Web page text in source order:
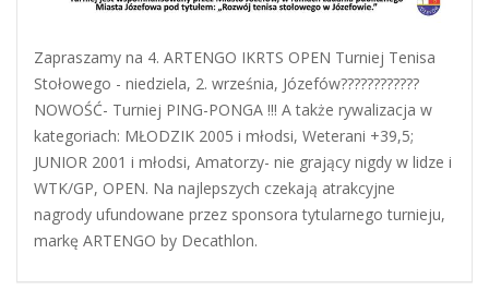
Zapraszamy na 4. ARTENGO IKRTS OPEN Turniej Tenisa
Stołowego - niedziela, 2. września, Józefów????????????
NOWOŚĆ- Turniej PING-PONGA !!! A także rywalizacja w
kategoriach: MŁODZIK 2005 i młodsi, Weterani +39,5;
JUNIOR 2001 i młodsi, Amatorzy- nie grający nigdy w lidze i
WTK/GP, OPEN. Na najlepszych czekają atrakcyjne
nagrody ufundowane przez sponsora tytularnego turnieju,
markę ARTENGO by Decathlon.